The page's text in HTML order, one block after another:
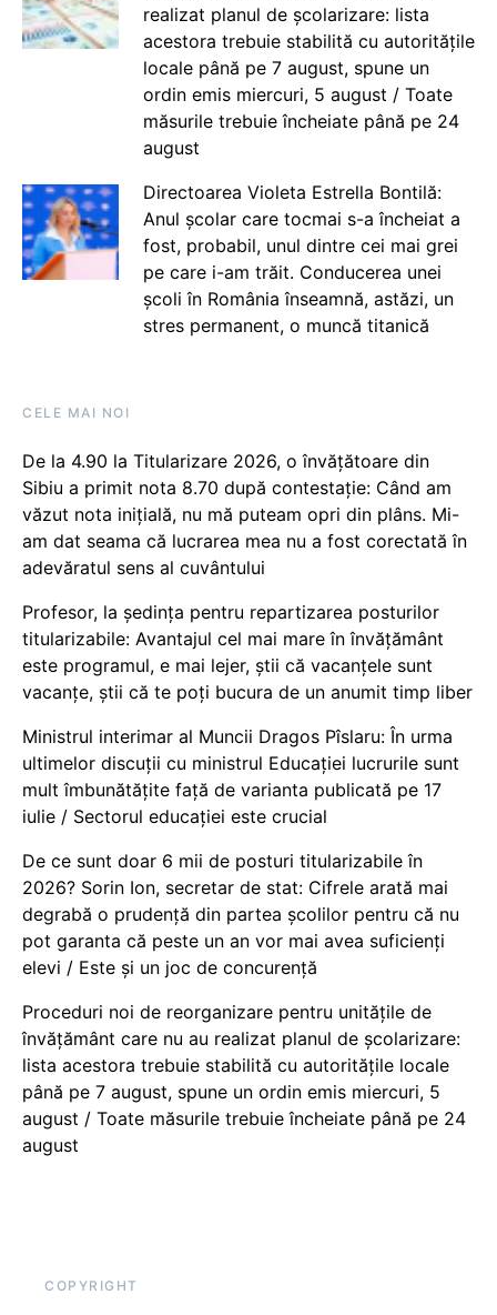
realizat planul de școlarizare: lista
acestora trebuie stabilită cu autoritățile
locale până pe 7 august, spune un
ordin emis miercuri, 5 august / Toate
măsurile trebuie încheiate până pe 24
august
Directoarea Violeta Estrella Bontilă:
Anul școlar care tocmai s-a încheiat a
fost, probabil, unul dintre cei mai grei
pe care i-am trăit. Conducerea unei
școli în România înseamnă, astăzi, un
stres permanent, o muncă titanică
CELE MAI NOI
De la 4.90 la Titularizare 2026, o învățătoare din
Sibiu a primit nota 8.70 după contestație: Când am
văzut nota inițială, nu mă puteam opri din plâns. Mi-
am dat seama că lucrarea mea nu a fost corectată în
adevăratul sens al cuvântului
Profesor, la ședința pentru repartizarea posturilor
titularizabile: Avantajul cel mai mare în învățământ
este programul, e mai lejer, știi că vacanțele sunt
vacanţe, știi că te poți bucura de un anumit timp liber
Ministrul interimar al Muncii Dragos Pîslaru: În urma
ultimelor discuții cu ministrul Educației lucrurile sunt
mult îmbunătățite față de varianta publicată pe 17
iulie / Sectorul educației este crucial
De ce sunt doar 6 mii de posturi titularizabile în
2026? Sorin Ion, secretar de stat: Cifrele arată mai
degrabă o prudență din partea școlilor pentru că nu
pot garanta că peste un an vor mai avea suficienți
elevi / Este și un joc de concurență
Proceduri noi de reorganizare pentru unitățile de
învățământ care nu au realizat planul de școlarizare:
lista acestora trebuie stabilită cu autoritățile locale
până pe 7 august, spune un ordin emis miercuri, 5
august / Toate măsurile trebuie încheiate până pe 24
august
COPYRIGHT